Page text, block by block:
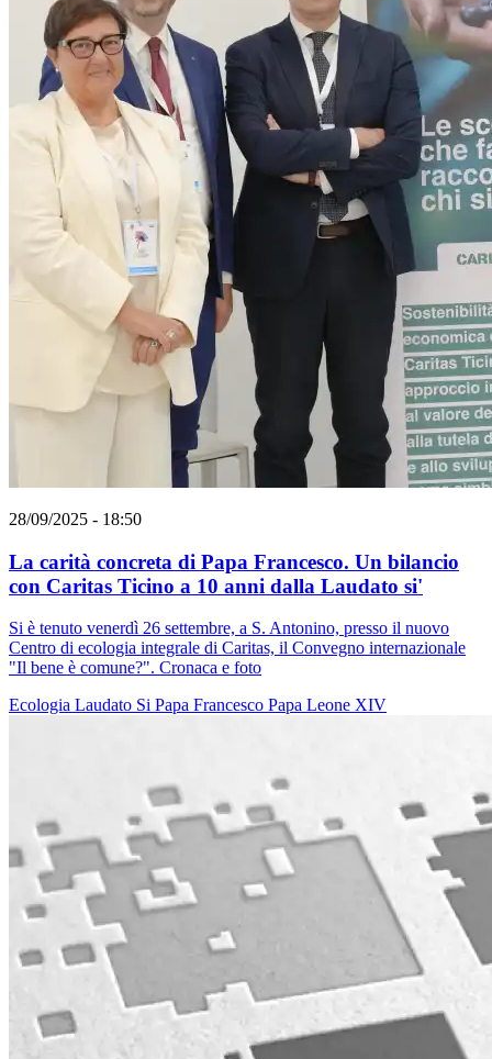
28/09/2025 - 18:50
La carità concreta di Papa Francesco. Un bilancio
con Caritas Ticino a 10 anni dalla Laudato si'
Si è tenuto venerdì 26 settembre, a S. Antonino, presso il nuovo
Centro di ecologia integrale di Caritas, il Convegno internazionale
"Il bene è comune?". Cronaca e foto
Ecologia Laudato Si Papa Francesco Papa Leone XIV